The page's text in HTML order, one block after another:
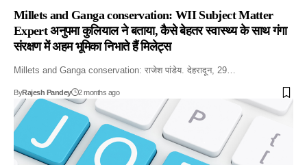
Millets and Ganga conservation: WII Subject Matter
Expert अनुपमा कुलियाल ने बताया, कैसे बेहतर स्वास्थ्य के साथ गंगा
संरक्षण में अहम भूमिका निभाते हैं मिलेट्स
Millets and Ganga conservation: राजेश पांडेय. देहरादून, 29…
ByRajesh Pandey 2 months ago